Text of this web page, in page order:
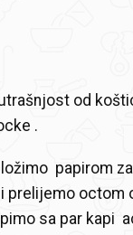
od
.
papirom
octom
sa par kapi